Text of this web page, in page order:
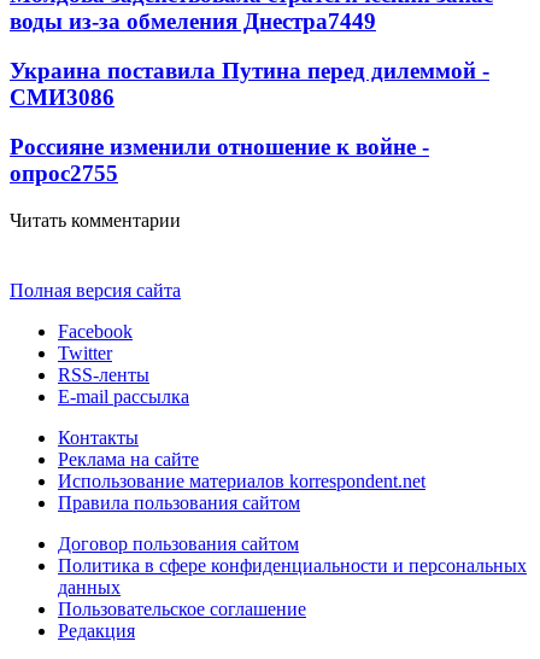
воды из-за обмеления Днестра7449
Украина поставила Путина перед дилеммой -
СМИ3086
Россияне изменили отношение к войне -
опрос2755
Читать комментарии
Полная версия сайта
Facebook
Twitter
RSS-ленты
E-mail рассылка
Контакты
Реклама на сайте
Использование материалов korrespondent.net
Правила пользования сайтом
Договор пользования сайтом
Политика в сфере конфиденциальности и персональных
данных
Пользовательское соглашение
Редакция